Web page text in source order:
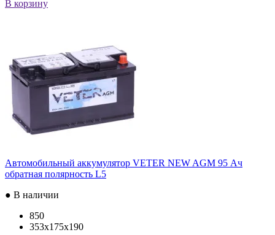
В корзину
Автомобильный аккумулятор VETER NEW AGM 95 Ач
обратная полярность L5
● В наличии
850
353x175x190